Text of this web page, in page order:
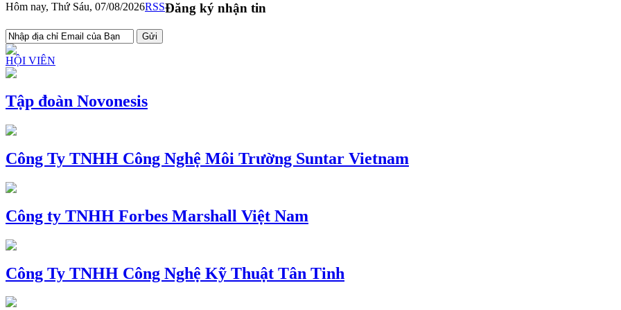
Hôm nay, Thứ Sáu, 07/08/2026RSSĐăng ký nhận tin
HỘI VIÊN
Tập đoàn Novonesis
Công Ty TNHH Công Nghệ Môi Trường Suntar Vietnam
Công ty TNHH Forbes Marshall Việt Nam
Công Ty TNHH Công Nghệ Kỹ Thuật Tân Tinh